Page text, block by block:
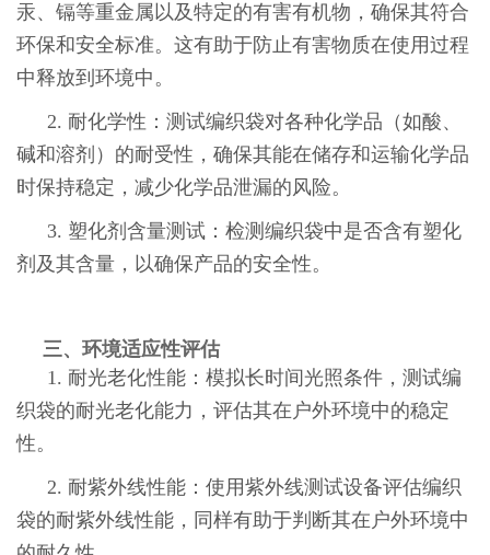
汞、镉等重金属以及特定的有害有机物，确保其符合
环保和安全标准。这有助于防止有害物质在使用过程
中释放到环境中。
2. 耐化学性：测试编织袋对各种化学品（如酸、
碱和溶剂）的耐受性，确保其能在储存和运输化学品
时保持稳定，减少化学品泄漏的风险。
3. 塑化剂含量测试：检测编织袋中是否含有塑化
剂及其含量，以确保产品的安全性。
三、环境适应性评估
1. 耐光老化性能：模拟长时间光照条件，测试编
织袋的耐光老化能力，评估其在户外环境中的稳定
性。
2. 耐紫外线性能：使用紫外线测试设备评估编织
袋的耐紫外线性能，同样有助于判断其在户外环境中